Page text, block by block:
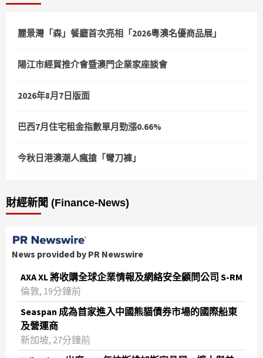
麗景灣「森」餐廳首次亮相「2026粵澳名優商品展」
陽江市經貿推介會暨澳門企業家座談會
2026年8月7日版面
巴西7月住宅租金指數單月勁漲0.66%
今秋日港澳潮人瘋搶「彎刀褲」
財經新聞 (Finance-News)
News provided by PR Newswire
AXA XL 將收購全球企業情報及網絡安全顧問公司 S-RM
倫敦, 19分鐘前
Seaspan 成為首家進入中國熊貓債券市場的國際船東
及營運商
新加坡, 27分鐘前